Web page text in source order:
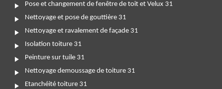
Pose et changement de fenêtre de toit et Velux 31
Nettoyage et pose de gouttière 31
Nettoyage et ravalement de façade 31
Isolation toiture 31
Peinture sur tuile 31
Nettoyage demoussage de toiture 31
Etanchéité toiture 31